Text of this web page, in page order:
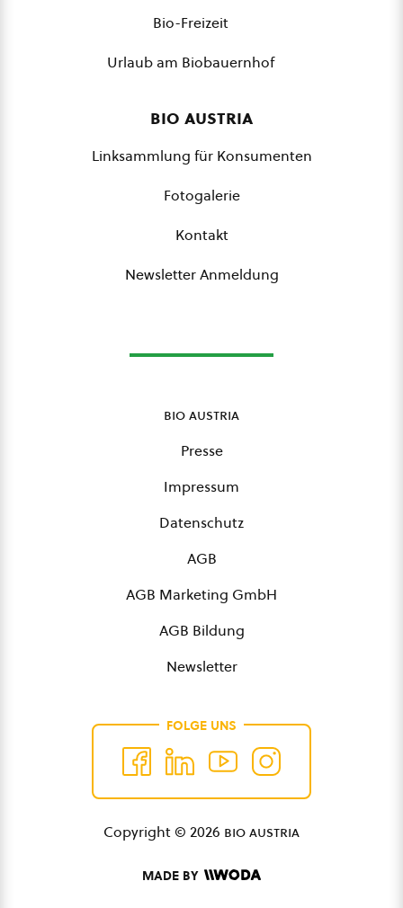
Bio-Freizeit
Urlaub am Biobauernhof
bio austria
Linksammlung für Konsumenten
Fotogalerie
Kontakt
Newsletter Anmeldung
bio austria
Presse
Impressum
Datenschutz
AGB
AGB Marketing GmbH
AGB Bildung
Newsletter
FOLGE UNS
Copyright © 2026 bio austria
MADE BY